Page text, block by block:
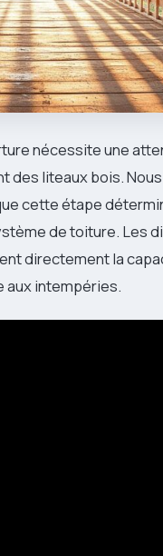
nécessite une
des liteaux bois.
cette étape
de toiture. Les
directement la
aux intempéries.